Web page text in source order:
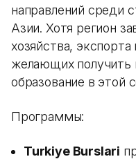
направлений среди
Азии. Хотя регион
хозяйства,
желающих
образование в этой
Программы:
Turkiye Burslari